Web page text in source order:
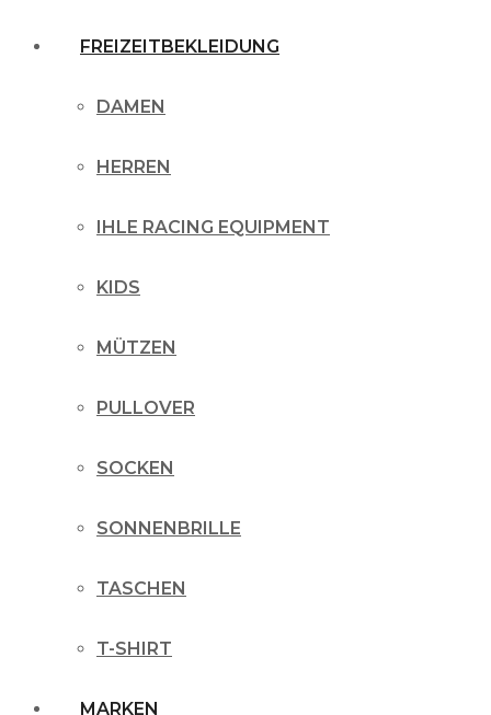
FREIZEITBEKLEIDUNG
DAMEN
HERREN
IHLE RACING EQUIPMENT
KIDS
MÜTZEN
PULLOVER
SOCKEN
SONNENBRILLE
TASCHEN
T-SHIRT
MARKEN